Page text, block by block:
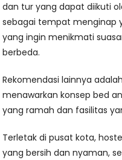
dan tur yang dapat diikuti
sebagai tempat menginap
yang ingin menikmati
berbeda.
Rekomendasi lainnya
menawarkan konsep bed
yang ramah dan fasilitas
Terletak di pusat kota,
yang bersih dan nyaman,